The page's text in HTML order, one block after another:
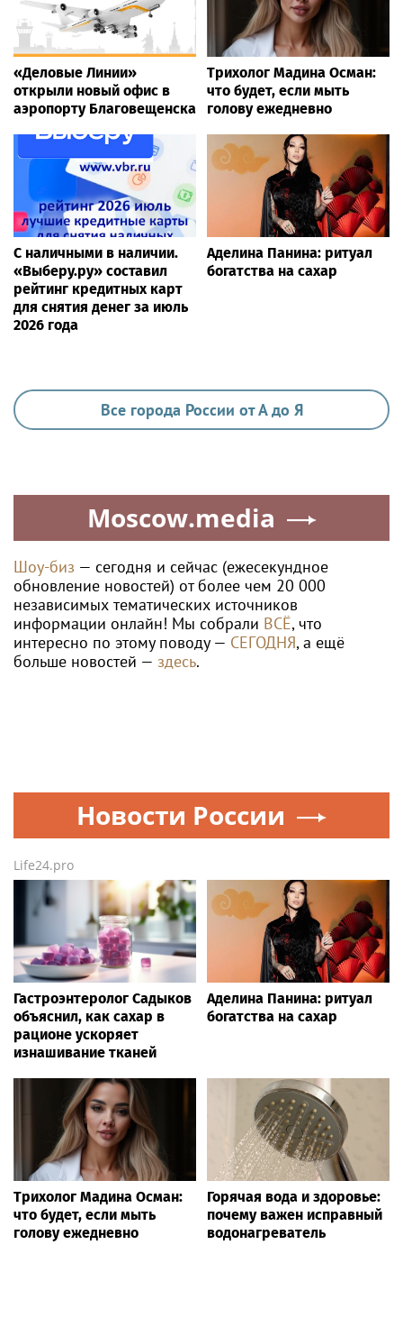
«Деловые Линии»
открыли новый офис в
аэропорту Благовещенска
Трихолог Мадина Осман:
что будет, если мыть
голову ежедневно
С наличными в наличии.
«Выберу.ру» составил
рейтинг кредитных карт
для снятия денег за июль
2026 года
Аделина Панина: ритуал
богатства на сахар
Все города России от А до Я
Moscow.media
Шоу-биз — сегодня и сейчас (ежесекундное
обновление новостей) от более чем 20 000
независимых тематических источников
информации онлайн! Мы собрали ВСЁ, что
интересно по этому поводу — СЕГОДНЯ, а ещё
больше новостей — здесь.
Новости России
Life24.pro
Гастроэнтеролог Садыков
объяснил, как сахар в
рационе ускоряет
изнашивание тканей
Аделина Панина: ритуал
богатства на сахар
Трихолог Мадина Осман:
что будет, если мыть
голову ежедневно
Горячая вода и здоровье:
почему важен исправный
водонагреватель